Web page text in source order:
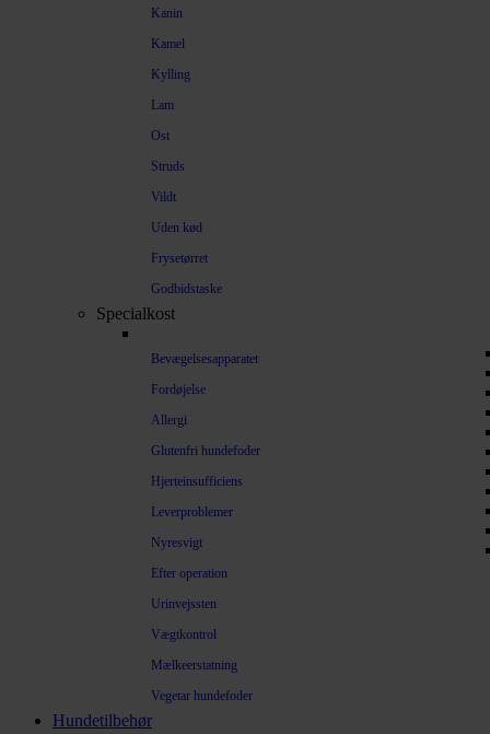
Kanin
Kamel
Kylling
Lam
Ost
Struds
Vildt
Uden kød
Frysetørret
Godbidstaske
Specialkost
Bevægelsesapparatet
Fordøjelse
Allergi
Glutenfri hundefoder
Hjerteinsufficiens
Leverproblemer
Nyresvigt
Efter operation
Urinvejssten
Vægtkontrol
Mælkeerstatning
Vegetar hundefoder
Hundetilbehør